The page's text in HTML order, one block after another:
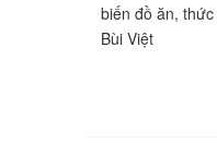
biến đồ ăn,
Bùi Việt